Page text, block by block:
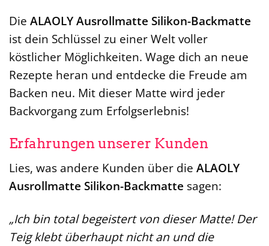
Die ALAOLY Ausrollmatte Silikon-Backmatte
ist dein Schlüssel zu einer Welt voller
köstlicher Möglichkeiten. Wage dich an neue
Rezepte heran und entdecke die Freude am
Backen neu. Mit dieser Matte wird jeder
Backvorgang zum Erfolgserlebnis!
Erfahrungen unserer Kunden
Lies, was andere Kunden über die ALAOLY
Ausrollmatte Silikon-Backmatte sagen:
„Ich bin total begeistert von dieser Matte! Der
Teig klebt überhaupt nicht an und die